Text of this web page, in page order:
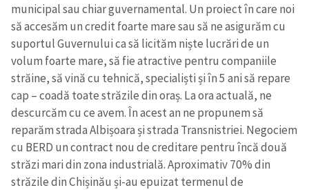
municipal sau chiar guvernamental. Un proiect în care noi
să accesăm un credit foarte mare sau să ne asigurăm cu
suportul Guvernului ca să licităm niște lucrări de un
volum foarte mare, să fie atractive pentru companiile
străine, să vină cu tehnică, specialiști și în 5 ani să repare
cap – coadă toate străzile din oraș. La ora actuală, ne
descurcăm cu ce avem. În acest an ne propunem să
reparăm strada Albișoara și strada Transnistriei. Negociem
cu BERD un contract nou de creditare pentru încă două
străzi mari din zona industrială. Aproximativ 70% din
străzile din Chișinău și-au epuizat termenul de